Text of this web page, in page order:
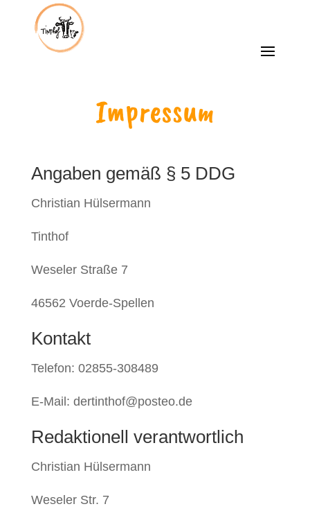
Impressum
Angaben gemäß § 5 DDG
Christian Hülsermann
Tinthof
Weseler Straße 7
46562 Voerde-Spellen
Kontakt
Telefon: 02855-308489
E-Mail: dertinthof@posteo.de
Redaktionell verantwortlich
Christian Hülsermann
Weseler Str. 7